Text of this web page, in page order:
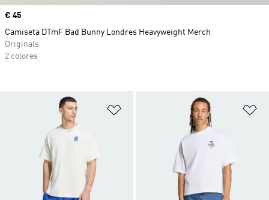
Añadir a la lista de deseos
Precio
€ 45
Camiseta DTmF Bad Bunny Londres Heavyweight Merch
Originals
2 colores